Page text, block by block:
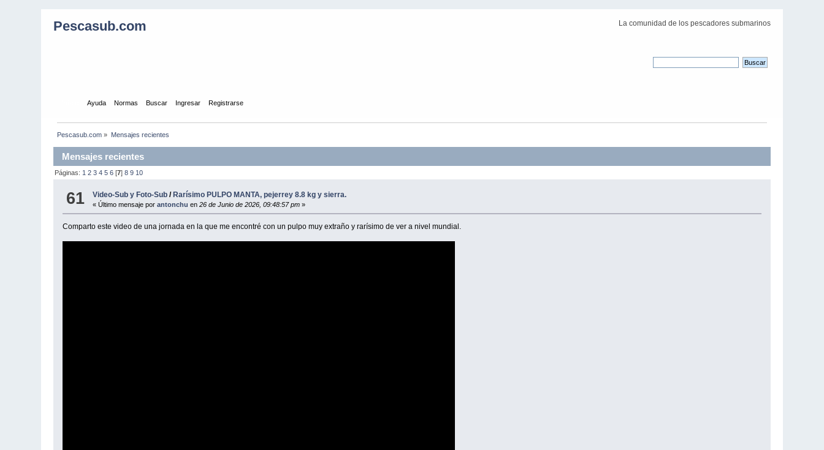
Pescasub.com La comunidad de los pescadores submarinos
Ayuda Normas Buscar Ingresar Registrarse
Pescasub.com » Mensajes recientes
Mensajes recientes
Páginas: 1 2 3 4 5 6 [7]8 9 10
61 Video-Sub y Foto-Sub / Rarísimo PULPO MANTA, pejerrey 8.8 kg y sierra.
« Último mensaje porantonchu en 26 de Junio de 2026, 09:48:57 pm »
Comparto este video de una jornada en la que me encontré con un pulpo muy extraño y rarísimo de ver a nivel mundial.